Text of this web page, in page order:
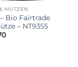
MÜTZEN
Bio Fairtrade
– NT9355